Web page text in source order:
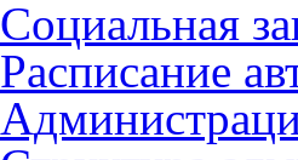
Социальная
Расписание